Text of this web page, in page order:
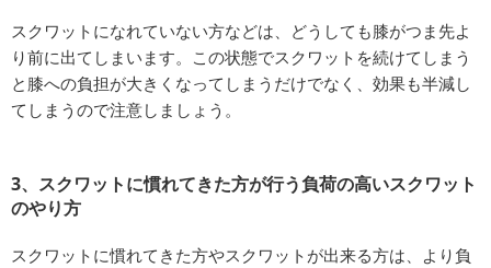
スクワットになれていない方などは、どうしても膝がつま先よ
り前に出てしまいます。この状態でスクワットを続けてしまう
と膝への負担が大きくなってしまうだけでなく、効果も半減し
てしまうので注意しましょう。
3、スクワットに慣れてきた方が行う負荷の高いスクワット
のやり方
スクワットに慣れてきた方やスクワットが出来る方は、より負